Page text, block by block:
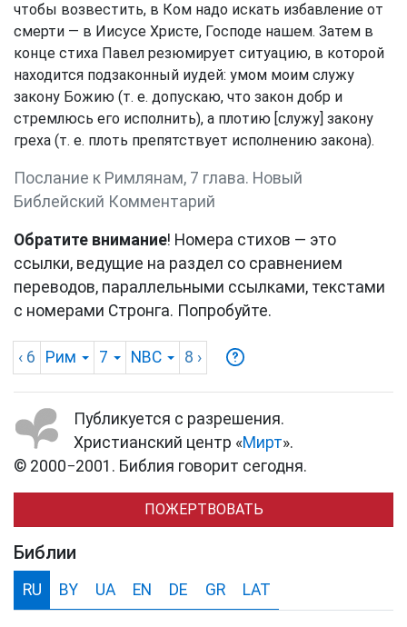
чтобы возвестить, в Ком надо искать избавление от
смерти — в Иисусе Христе, Господе нашем. Затем в
конце стиха Павел резюмирует ситуацию, в которой
находится подзаконный иудей: умом моим служу
закону Божию (т. е. допускаю, что закон добр и
стремлюсь его исполнить), а плотию [служу] закону
греха (т. е. плоть препятствует исполнению закона).
Послание к Римлянам, 7 глава. Новый
Библейский Комментарий
Обратите внимание! Номера стихов — это
ссылки, ведущие на раздел со сравнением
переводов, параллельными ссылками, текстами
с номерами Стронга. Попробуйте.
‹ 6 Рим 7 NBC 8 ›
Публикуется с разрешения.
Христианский центр «Мирт».
© 2000−2001. Библия говорит сегодня.
ПОЖЕРТВОВАТЬ
Библии
RU BY UA EN DE GR LAT